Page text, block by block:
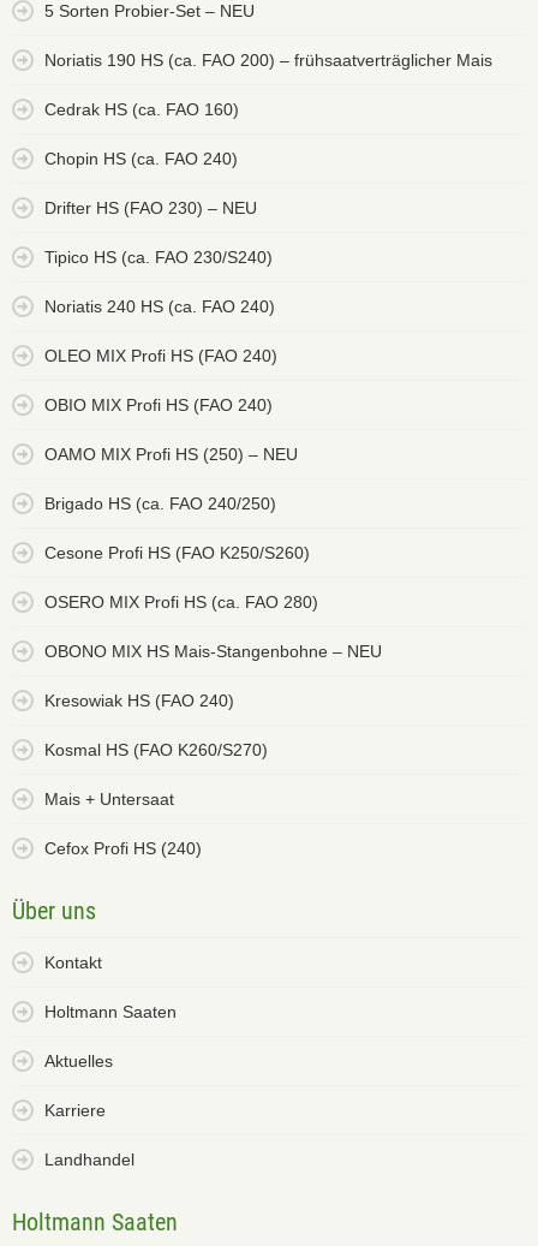
5 Sorten Probier-Set – NEU
Noriatis 190 HS (ca. FAO 200) – frühsaatverträglicher Mais
Cedrak HS (ca. FAO 160)
Chopin HS (ca. FAO 240)
Drifter HS (FAO 230) – NEU
Tipico HS (ca. FAO 230/S240)
Noriatis 240 HS (ca. FAO 240)
OLEO MIX Profi HS (FAO 240)
OBIO MIX Profi HS (FAO 240)
OAMO MIX Profi HS (250) – NEU
Brigado HS (ca. FAO 240/250)
Cesone Profi HS (FAO K250/S260)
OSERO MIX Profi HS (ca. FAO 280)
OBONO MIX HS Mais-Stangenbohne – NEU
Kresowiak HS (FAO 240)
Kosmal HS (FAO K260/S270)
Mais + Untersaat
Cefox Profi HS (240)
Über uns
Kontakt
Holtmann Saaten
Aktuelles
Karriere
Landhandel
Holtmann Saaten